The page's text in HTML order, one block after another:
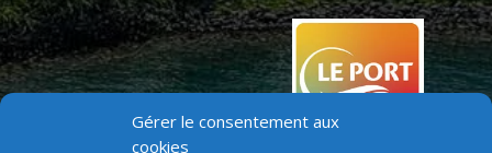
Gérer le consentement aux
cookies